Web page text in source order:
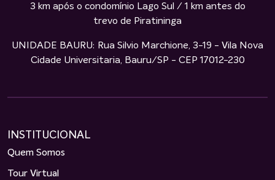
3 km após o condomínio Lago Sul / 1 km antes do
trevo de Piratininga
UNIDADE BAURU: Rua Silvio Marchione, 3-19 - Vila Nova
Cidade Universitaria, Bauru/SP - CEP 17012-230
INSTITUCIONAL
Quem Somos
Tour Virtual